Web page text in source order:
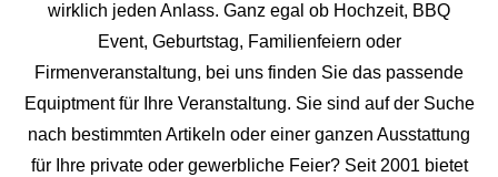
wirklich jeden Anlass. Ganz egal ob Hochzeit, BBQ
Event, Geburtstag, Familienfeiern oder
Firmenveranstaltung, bei uns finden Sie das passende
Equiptment für Ihre Veranstaltung. Sie sind auf der Suche
nach bestimmten Artikeln oder einer ganzen Ausstattung
für Ihre private oder gewerbliche Feier? Seit 2001 bietet